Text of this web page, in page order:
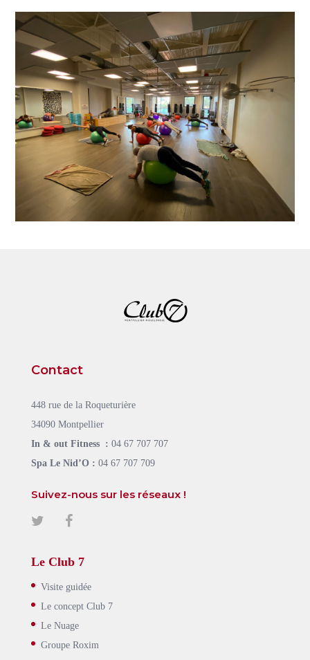
Contact
448 rue de la Roqueturière
34090 Montpellier
In & out Fitness : 04 67 707 707
Spa Le Nid’O : 04 67 707 709
Suivez-nous sur les réseaux !
Le Club 7
Visite guidée
Le concept Club 7
Le Nuage
Groupe Roxim